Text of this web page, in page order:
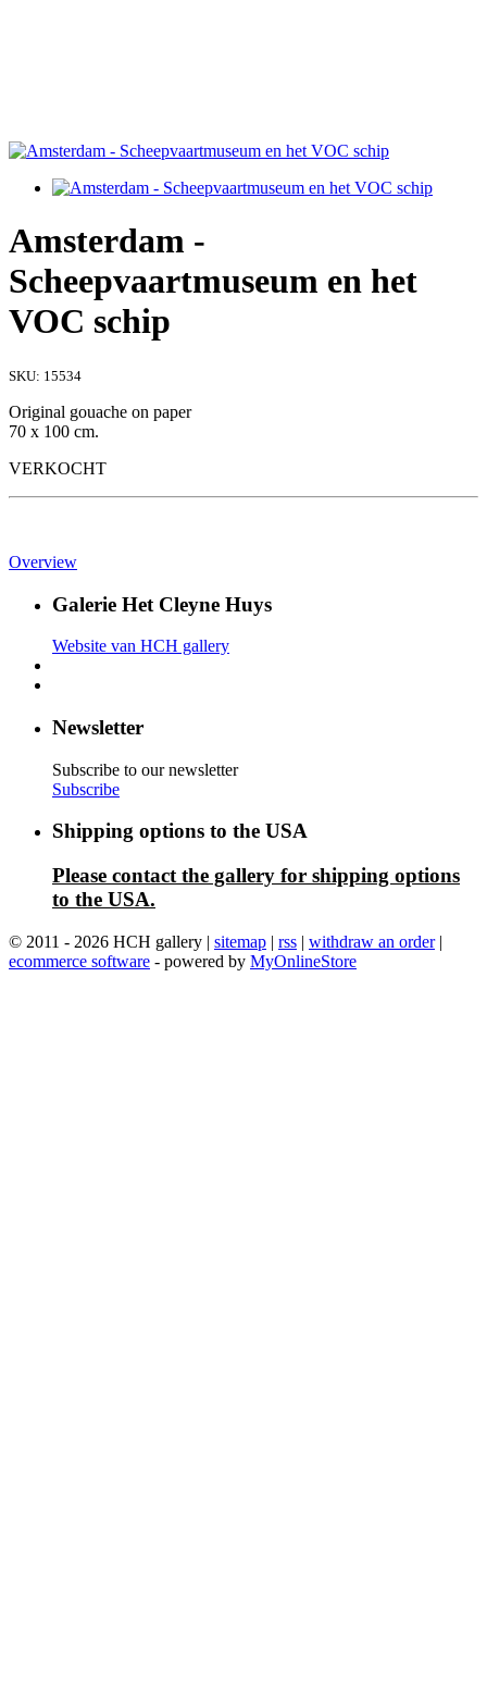
Amsterdam -
Scheepvaartmuseum en het
VOC schip
SKU: 15534
Original gouache on paper
70 x 100 cm.
VERKOCHT
Overview
Galerie Het Cleyne Huys
Website van HCH gallery
Newsletter
Subscribe to our newsletter
Subscribe
Shipping options to the USA
Please contact the gallery for shipping options
to the USA.
© 2011 - 2026 HCH gallery | sitemap | rss | withdraw an order|
ecommerce software - powered by MyOnlineStore